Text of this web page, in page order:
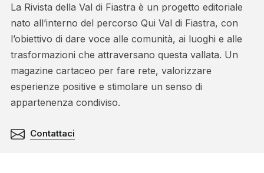
La Rivista della Val di Fiastra è un progetto editoriale
nato all’interno del percorso Qui Val di Fiastra, con
l’obiettivo di dare voce alle comunità, ai luoghi e alle
trasformazioni che attraversano questa vallata. Un
magazine cartaceo per fare rete, valorizzare
esperienze positive e stimolare un senso di
appartenenza condiviso.
Contattaci